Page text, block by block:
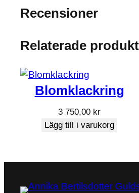
Recensioner
0 recensioner av
Bli först med att
Din e-postadress kommer
Ditt betyg *
Relaterade
Blomklackring
3 750,00 kr
Lägg till i varukorg